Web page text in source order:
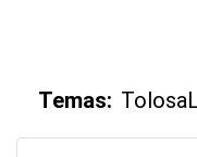
Temas: Tolosa